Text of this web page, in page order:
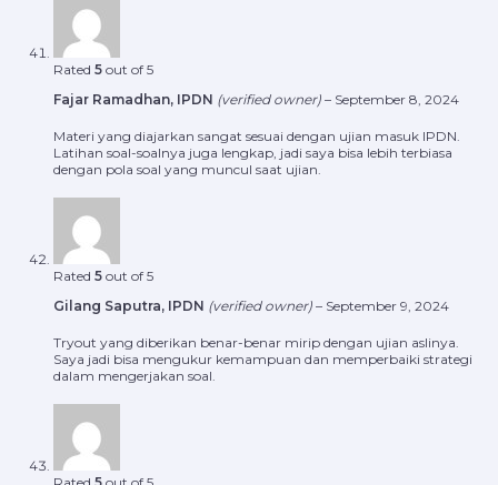
Rated 5 out of 5
Fajar Ramadhan, IPDN (verified owner) – September 8, 2024
Materi yang diajarkan sangat sesuai dengan ujian masuk IPDN.
Latihan soal-soalnya juga lengkap, jadi saya bisa lebih terbiasa
dengan pola soal yang muncul saat ujian.
Rated 5 out of 5
Gilang Saputra, IPDN (verified owner) – September 9, 2024
Tryout yang diberikan benar-benar mirip dengan ujian aslinya.
Saya jadi bisa mengukur kemampuan dan memperbaiki strategi
dalam mengerjakan soal.